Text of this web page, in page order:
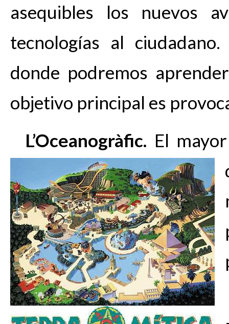
asequibles los nuevos
tecnologías al
donde podremos
objetivo principal es
L’Oceanogràfic. El